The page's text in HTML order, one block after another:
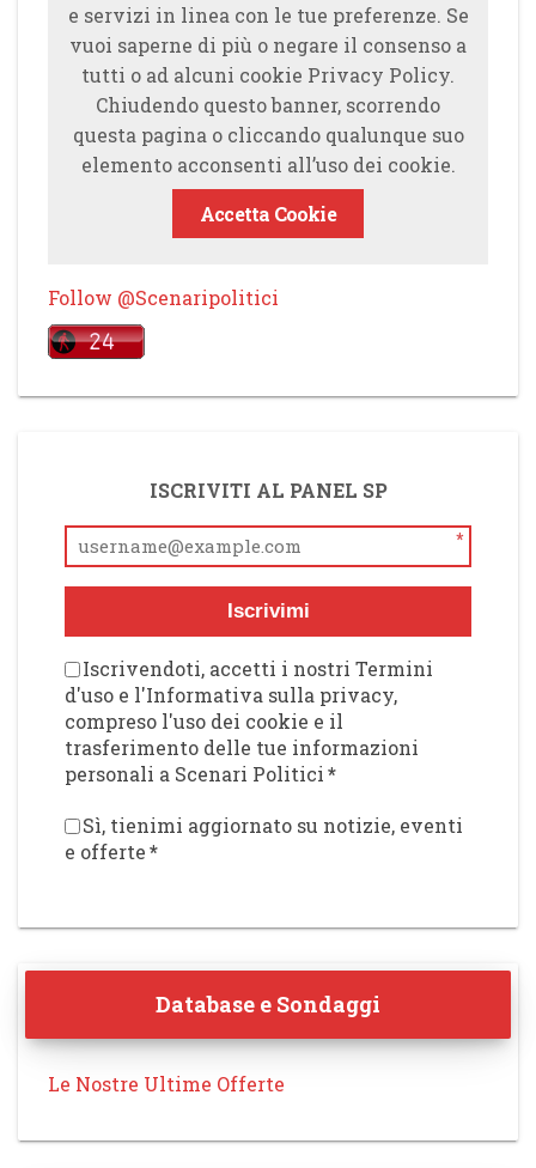
e servizi in linea con le tue preferenze. Se
vuoi saperne di più o negare il consenso a
tutti o ad alcuni cookie Privacy Policy.
Chiudendo questo banner, scorrendo
questa pagina o cliccando qualunque suo
elemento acconsenti all’uso dei cookie.
Accetta Cookie
Follow @Scenaripolitici
ISCRIVITI AL PANEL SP
*
Iscrivimi
Iscrivendoti, accetti i nostri Termini
d'uso e l'Informativa sulla privacy,
compreso l'uso dei cookie e il
trasferimento delle tue informazioni
personali a Scenari Politici*
Sì, tienimi aggiornato su notizie, eventi
e offerte*
Database e Sondaggi
Le Nostre Ultime Offerte